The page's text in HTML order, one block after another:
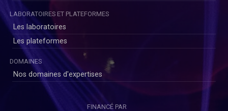
LABORATOIRES ET PLATEFORMES
Les laboratoires
Les plateformes
DOMAINES
Nos domaines d'expertises
FINANCÉ PAR